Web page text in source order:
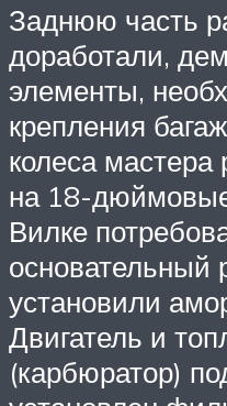
Заднюю часть
доработали,
элементы,
крепления
колеса
на 18-
Вилке
основательный
установили
Двигатель и
(карбюратор)